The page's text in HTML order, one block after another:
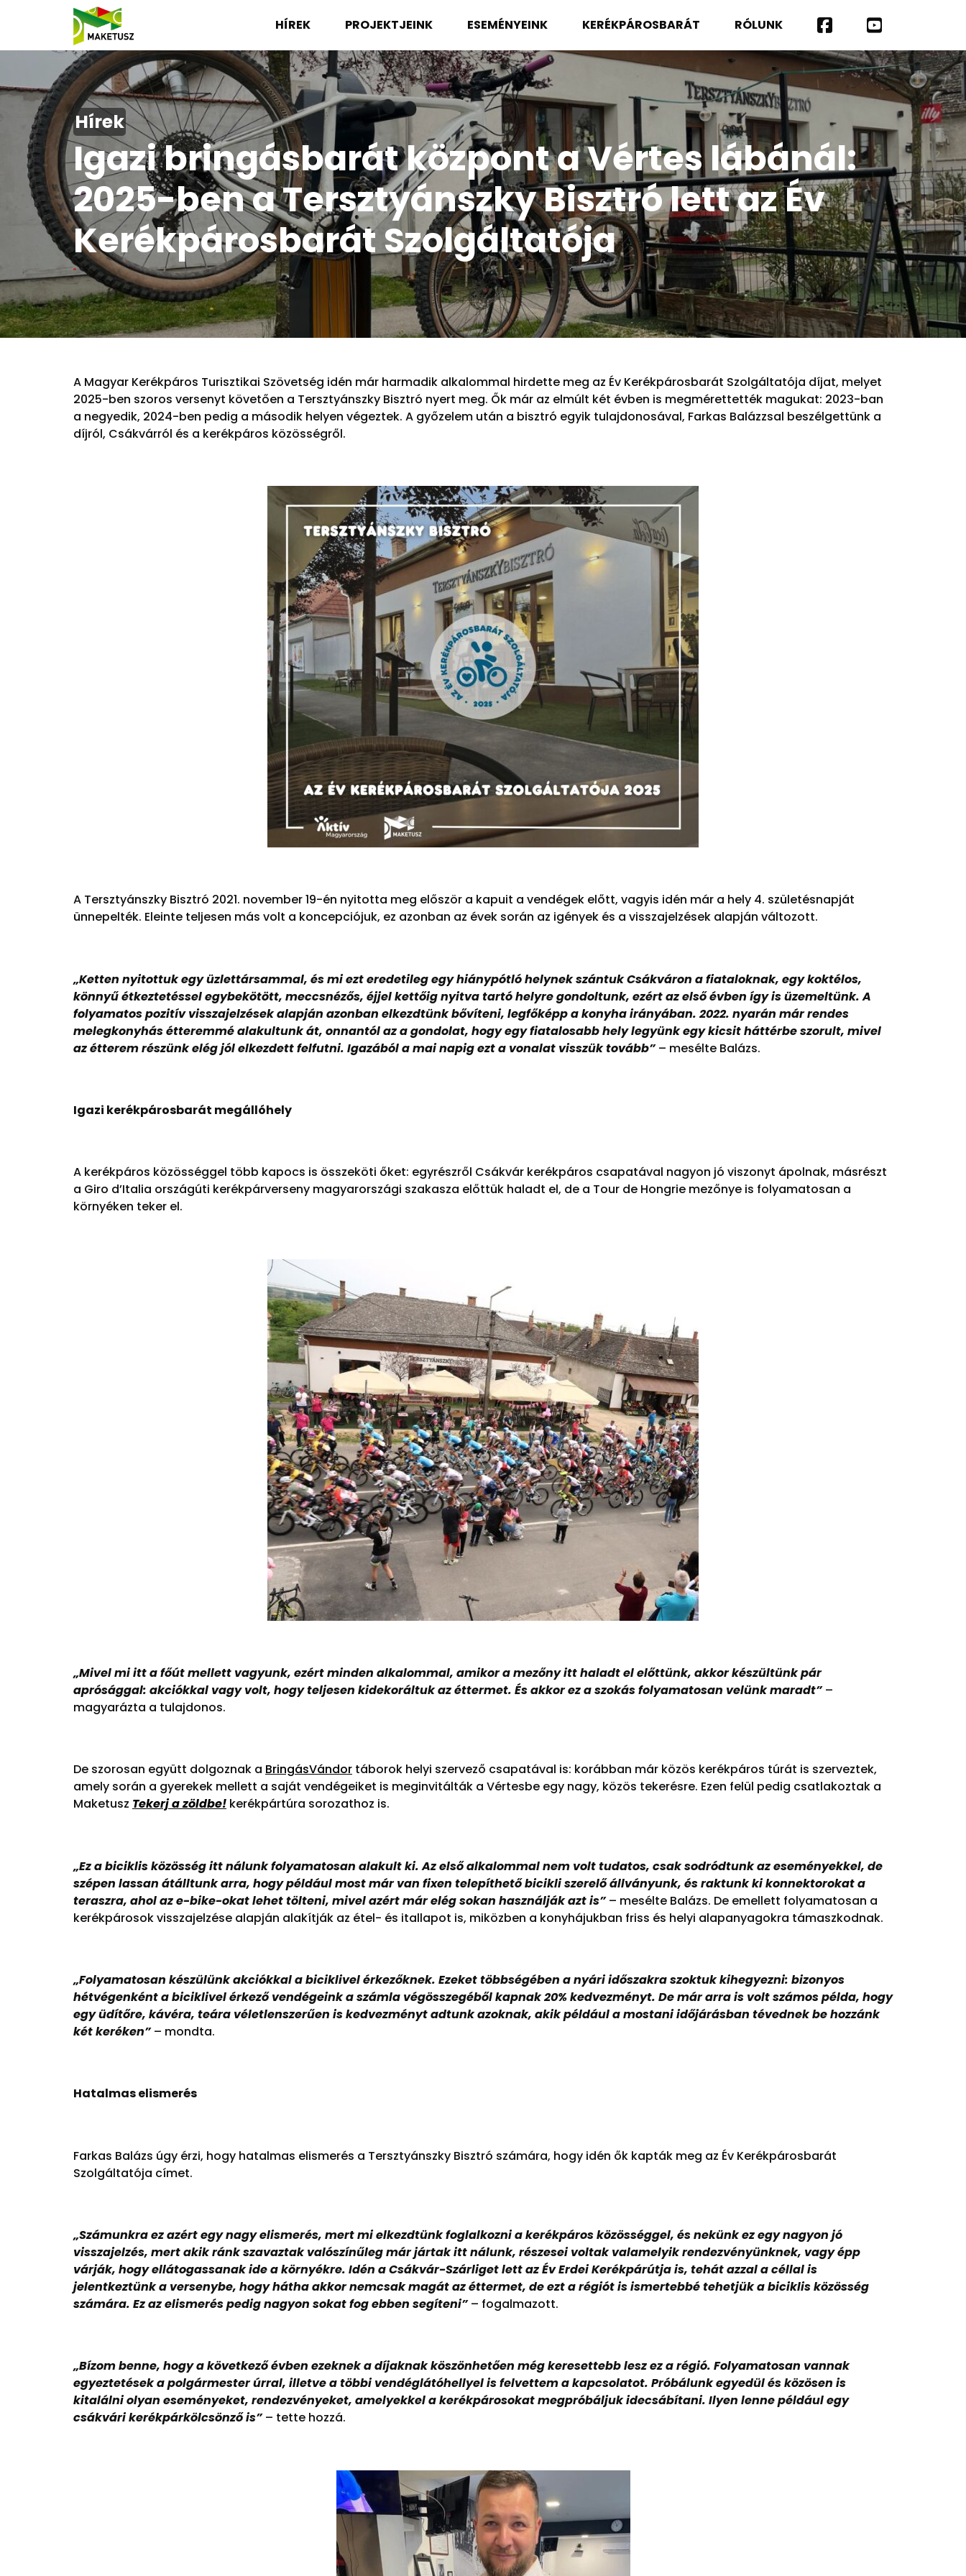
HÍREK PROJEKTJEINK ESEMÉNYEINK KERÉKPÁROSBARÁT RÓLUNK
Hírek
Igazi bringásbarát központ a Vértes lábánál:
2025-ben a Tersztyánszky Bisztró lett az Év
Kerékpárosbarát Szolgáltatója
A Magyar Kerékpáros Turisztikai Szövetség idén már harmadik alkalommal hirdette meg az Év Kerékpárosbarát Szolgáltatója díjat, melyet
2025-ben szoros versenyt követően a Tersztyánszky Bisztró nyert meg. Ők már az elmúlt két évben is megmérettették magukat: 2023-ban
a negyedik, 2024-ben pedig a második helyen végeztek. A győzelem után a bisztró egyik tulajdonosával, Farkas Balázzsal beszélgettünk a
díjról, Csákvárról és a kerékpáros közösségről.
A Tersztyánszky Bisztró 2021. november 19-én nyitotta meg először a kapuit a vendégek előtt, vagyis idén már a hely 4. születésnapját
ünnepelték. Eleinte teljesen más volt a koncepciójuk, ez azonban az évek során az igények és a visszajelzések alapján változott.
„Ketten nyitottuk egy üzlettársammal, és mi ezt eredetileg egy hiánypótló helynek szántuk Csákváron a fiataloknak, egy koktélos,
könnyű étkeztetéssel egybekötött, meccsnézős, éjjel kettőig nyitva tartó helyre gondoltunk, ezért az első évben így is üzemeltünk. A
folyamatos pozitív visszajelzések alapján azonban elkezdtünk bővíteni, legfőképp a konyha irányában. 2022. nyarán már rendes
melegkonyhás étteremmé alakultunk át, onnantól az a gondolat, hogy egy fiatalosabb hely legyünk egy kicsit háttérbe szorult, mivel
az étterem részünk elég jól elkezdett felfutni. Igazából a mai napig ezt a vonalat visszük tovább”– mesélte Balázs.
Igazi kerékpárosbarát megállóhely
A kerékpáros közösséggel több kapocs is összeköti őket: egyrészről Csákvár kerékpáros csapatával nagyon jó viszonyt ápolnak, másrészt
a Giro d’Italia országúti kerékpárverseny magyarországi szakasza előttük haladt el, de a Tour de Hongrie mezőnye is folyamatosan a
környéken teker el.
„Mivel mi itt a főút mellett vagyunk, ezért minden alkalommal, amikor a mezőny itt haladt el előttünk, akkor készültünk pár
aprósággal: akciókkal vagy volt, hogy teljesen kidekoráltuk az éttermet. És akkor ez a szokás folyamatosan velünk maradt”–
magyarázta a tulajdonos.
De szorosan együtt dolgoznak a BringásVándor táborok helyi szervező csapatával is: korábban már közös kerékpáros túrát is szerveztek,
amely során a gyerekek mellett a saját vendégeiket is meginvitálták a Vértesbe egy nagy, közös tekerésre. Ezen felül pedig csatlakoztak a
Maketusz Tekerj a zöldbe! kerékpártúra sorozathoz is.
„Ez a biciklis közösség itt nálunk folyamatosan alakult ki. Az első alkalommal nem volt tudatos, csak sodródtunk az eseményekkel, de
szépen lassan átálltunk arra, hogy például most már van fixen telepíthető bicikli szerelő állványunk, és raktunk ki konnektorokat a
teraszra, ahol az e-bike-okat lehet tölteni, mivel azért már elég sokan használják azt is”– mesélte Balázs. De emellett folyamatosan a
kerékpárosok visszajelzése alapján alakítják az étel- és itallapot is, miközben a konyhájukban friss és helyi alapanyagokra támaszkodnak.
„Folyamatosan készülünk akciókkal a biciklivel érkezőknek. Ezeket többségében a nyári időszakra szoktuk kihegyezni: bizonyos
hétvégenként a biciklivel érkező vendégeink a számla végösszegéből kapnak 20% kedvezményt. De már arra is volt számos példa, hogy
egy üdítőre, kávéra, teára véletlenszerűen is kedvezményt adtunk azoknak, akik például a mostani időjárásban tévednek be hozzánk
két keréken”– mondta.
Hatalmas elismerés
Farkas Balázs úgy érzi, hogy hatalmas elismerés a Tersztyánszky Bisztró számára, hogy idén ők kapták meg az Év Kerékpárosbarát
Szolgáltatója címet.
„Számunkra ez azért egy nagy elismerés, mert mi elkezdtünk foglalkozni a kerékpáros közösséggel, és nekünk ez egy nagyon jó
visszajelzés, mert akik ránk szavaztak valószínűleg már jártak itt nálunk, részesei voltak valamelyik rendezvényünknek, vagy épp
várják, hogy ellátogassanak ide a környékre. Idén a Csákvár-Szárliget lett az Év Erdei Kerékpárútja is, tehát azzal a céllal is
jelentkeztünk a versenybe, hogy hátha akkor nemcsak magát az éttermet, de ezt a régiót is ismertebbé tehetjük a biciklis közösség
számára. Ez az elismerés pedig nagyon sokat fog ebben segíteni”– fogalmazott.
„Bízom benne, hogy a következő évben ezeknek a díjaknak köszönhetően még keresettebb lesz ez a régió. Folyamatosan vannak
egyeztetések a polgármester úrral, illetve a többi vendéglátóhellyel is felvettem a kapcsolatot. Próbálunk egyedül és közösen is
kitalálni olyan eseményeket, rendezvényeket, amelyekkel a kerékpárosokat megpróbáljuk idecsábítani. Ilyen lenne például egy
csákvári kerékpárkölcsönző is”– tette hozzá.